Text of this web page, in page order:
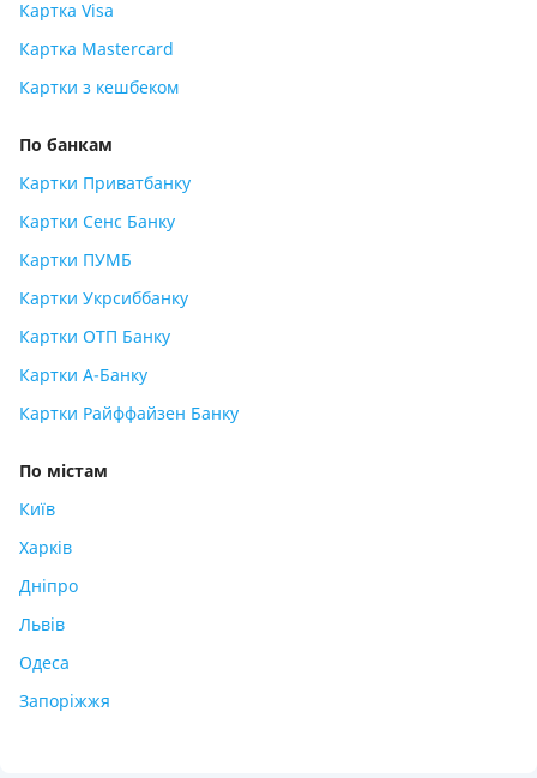
Картка Visa
Картка Mastercard
Картки з кешбеком
По банкам
Картки Приватбанку
Картки Сенс Банку
Картки ПУМБ
Картки Укрсиббанку
Картки ОТП Банку
Картки А-Банку
Картки Райффайзен Банку
По містам
Київ
Харків
Дніпро
Львів
Одеса
Запоріжжя